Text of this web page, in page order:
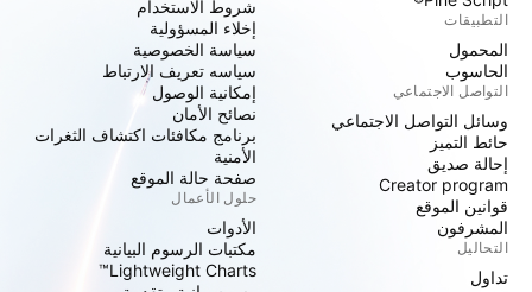
التطبيقات
المحمول
الحاسوب
التواصل الاجتماعي
وسائل التواصل الاجتماعي
حائط التميز
إحالة صديق
Creator program
قوانين الموقع
المشرفون
التحاليل
تداول
شروط الاستخدام
إخلاء المسؤولية
سياسة الخصوصية
سياسه تعريف الارتباط
إمكانية الوصول
نصائح الأمان
برنامج مكافئات اكتشاف الثغرات
الأمنية
صفحة حالة الموقع
حلول الأعمال
الأدوات
مكتبات الرسوم البيانية
Lightweight Charts™